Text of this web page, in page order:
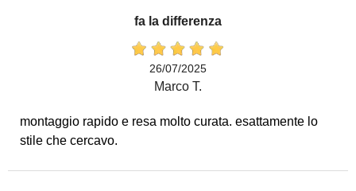
fa la differenza
26/07/2025
Marco T.
montaggio rapido e resa molto curata. esattamente lo
stile che cercavo.